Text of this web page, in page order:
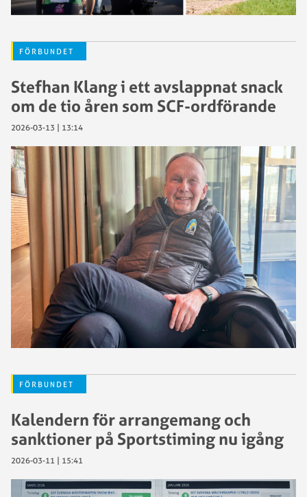
FÖRBUNDET
Stefhan Klang i ett avslappnat snack
om de tio åren som SCF-ordförande
2026-03-13 | 13:14
FÖRBUNDET
Kalendern för arrangemang och
sanktioner på Sportstiming nu igång
2026-03-11 | 15:41